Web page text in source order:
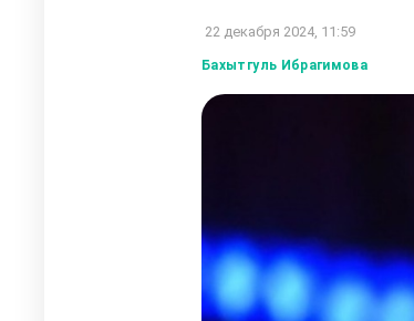
22 декабря 2024, 11:59
Бахытгуль Ибрагимова